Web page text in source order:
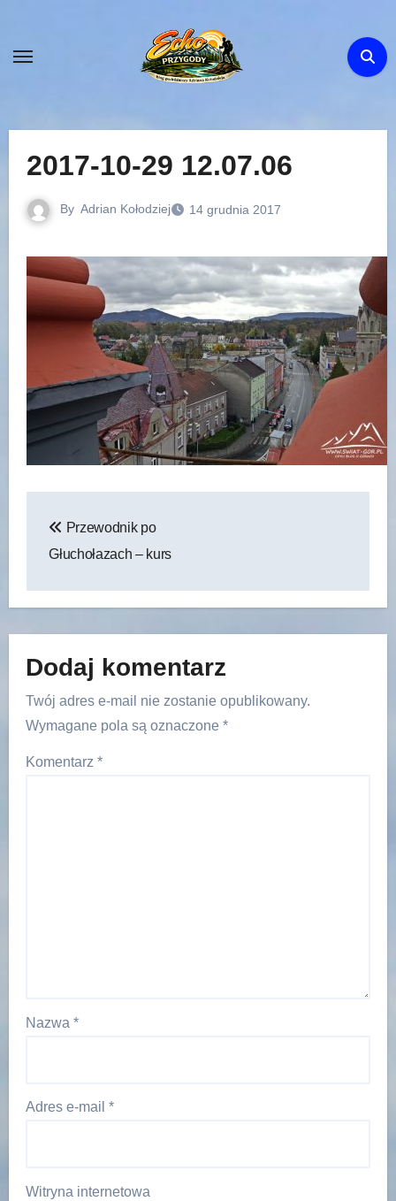
content
2017-10-29 12.07.06
By Adrian Kołodziej 14 grudnia 2017
wpisu
Przewodnik po
Głuchołazach – kurs
Dodaj komentarz
Twój adres e-mail nie zostanie opublikowany.
Wymagane pola są oznaczone *
Komentarz *
Nazwa *
Adres e-mail *
Witryna internetowa